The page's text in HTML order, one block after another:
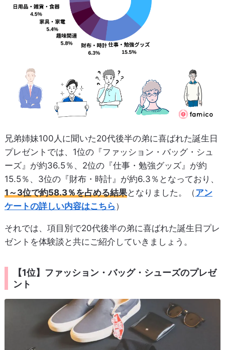
兄弟姉妹100人に聞いた20代後半の弟に喜ばれた誕生日
プレゼントでは、1位の『ファッション・バッグ・シュ
ーズ』が約36.5％、2位の『仕事・勉強グッズ』が約
15.5％、3位の『財布・時計』が約6.3％となっており、
1～3位で約58.3％を占める結果となりました。（アン
ケートの詳しい内容はこちら ）
それでは、項目別で20代後半の弟に喜ばれた誕生日プレ
ゼントを体験談と共にご紹介していきましょう。
【1位】ファッション・バッグ・シューズのプレゼ
ント